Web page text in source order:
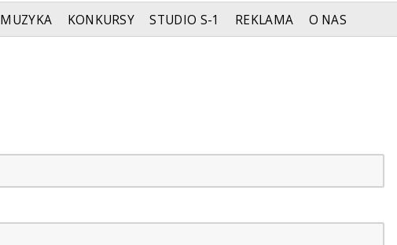
MUZYKA KONKURSY STUDIO S-1 REKLAMA O NAS